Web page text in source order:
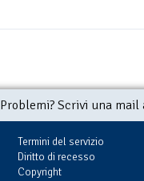
Problemi? Scrivi una
Termini del servizio
Diritto di recesso
Copyright